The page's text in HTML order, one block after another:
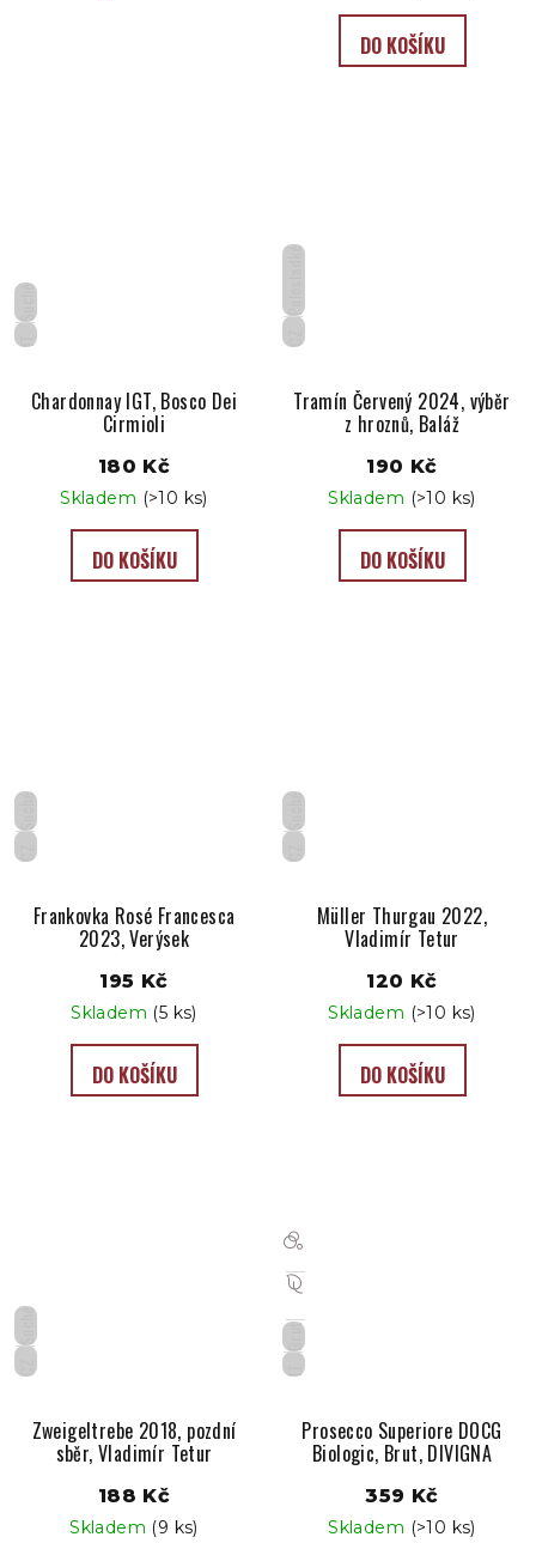
DO KOŠÍKU
IT
Suché
Chardonnay IGT, Bosco Dei
Cirmioli
180 Kč
Skladem (>10 ks)
DO KOŠÍKU
CZ
Tramín Červený 2024, výběr
z hroznů, Baláž
190 Kč
Skladem (>10 ks)
DO KOŠÍKU
CZ
Frankovka Rosé Francesca
2023, Verýsek
195 Kč
Skladem (5 ks)
DO KOŠÍKU
CZ
Müller Thurgau 2022,
Vladimír Tetur
120 Kč
Skladem (>10 ks)
DO KOŠÍKU
CZ
Suché
Zweigeltrebe 2018, pozdní
sběr, Vladimír Tetur
188 Kč
Skladem (9 ks)
IT
Brut
Prosecco Superiore DOCG
Biologic, Brut, DIVIGNA
359 Kč
Skladem (>10 ks)